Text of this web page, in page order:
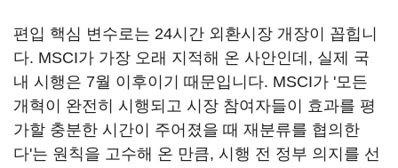
편입 핵심 변수로는 24시간 외환시장 개장이 꼽힙니
다. MSCI가 가장 오래 지적해 온 사안인데, 실제 국
내 시행은 7월 이후이기 때문입니다. MSCI가 '모든
개혁이 완전히 시행되고 시장 참여자들이 효과를 평
가할 충분한 시간이 주어졌을 때 재분류를 협의한
다'는 원칙을 고수해 온 만큼, 시행 전 정부 의지를 선